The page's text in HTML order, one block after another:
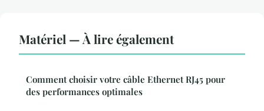
Matériel — À lire également
Comment choisir votre câble Ethernet RJ45 pour
des performances optimales